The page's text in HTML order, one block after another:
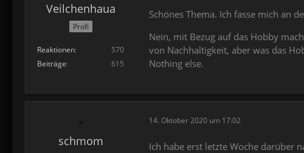
Veilchenhaua
Profi
Reaktionen
570
Beiträge
615
Schönes Thema. Ich fasse mich an
Nein, mit Bezug auf das Hobby
von Nachhaltigkeit, aber was das
Nothing else.
schmom
14. Oktober 2020 um 17:02
Ich habe erst letzte Woche darüber